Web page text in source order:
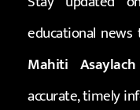
educational
Mahiti
accurate, timely